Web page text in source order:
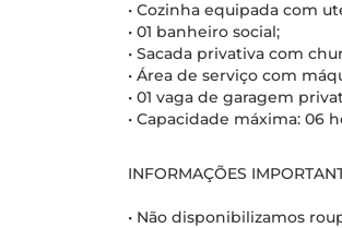
• Cozinha equipada com
• 01 banheiro social;
• Sacada privativa com
• Área de serviço com
• 01 vaga de garagem
• Capacidade máxima: 06
INFORMAÇÕES
• Não disponibilizamos